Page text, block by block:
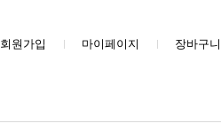
회원가입 마이페이지 장바구니